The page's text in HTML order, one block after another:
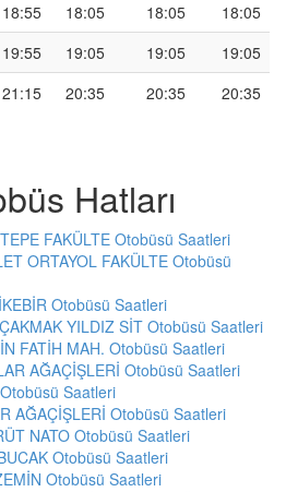
18:55 18:05 18:05
18:05
19:55 19:05 19:05
19:05
21:15 20:35 20:35 20:35
Hatları
FAKÜLTE Otobüsü Saatleri
ORTAYOL FAKÜLTE Otobüsü
Otobüsü Saatleri
YILDIZ SİT Otobüsü Saatleri
FATİH MAH. Otobüsü Saatleri
AĞAÇİŞLERİ Otobüsü Saatleri
Saatleri
AĞAÇİŞLERİ Otobüsü Saatleri
NATO Otobüsü Saatleri
Otobüsü Saatleri
Otobüsü Saatleri